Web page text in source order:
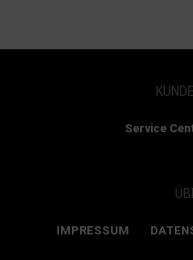
Service
IMPRESSUM